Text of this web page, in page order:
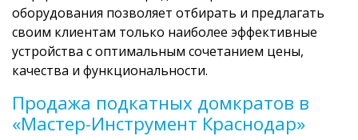
оборудования позволяет отбирать и предлагать
своим клиентам только наиболее эффективные
устройства с оптимальным сочетанием цены,
качества и функциональности.
Продажа подкатных домкратов в
«Мастер-Инструмент Краснодар»